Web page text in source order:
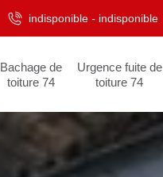
indisponible - indisponible
Bachage de
toiture 74
Urgence fuite de
toiture 74